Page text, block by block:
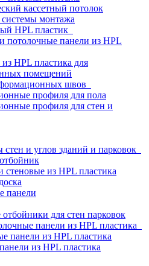
кассетный потолок
монтажа
HPL пластик
потолочные панели из HPL
HPL пластика для
помещений
швов
профиля для пола
профиля для стен и
и углов зданий и парковок
стеновые из HPL пластика
панели
для стен парковок
панели из HPL пластика
панели из HPL пластика
из HPL пластика